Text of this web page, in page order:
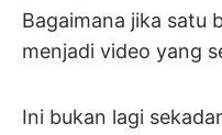
Bagaimana jika satu
menjadi video yang
Ini bukan lagi